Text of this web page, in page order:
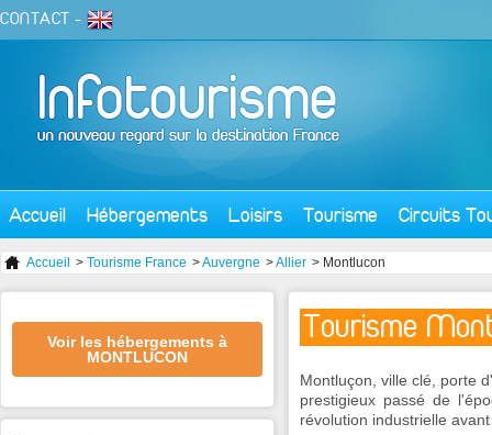
CONTACT -
Accueil Hébergements Loisirs Tourisme Circuits
Accueil > Tourisme France >Auvergne >Allier > Montlucon
Tourisme
Montluçon, ville clé, porte
prestigieux passé de
révolution industrielle
Voir les hébergements à
MONTLUCON